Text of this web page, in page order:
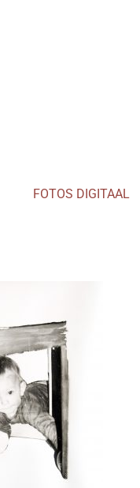
FOTOS DIGITAAL